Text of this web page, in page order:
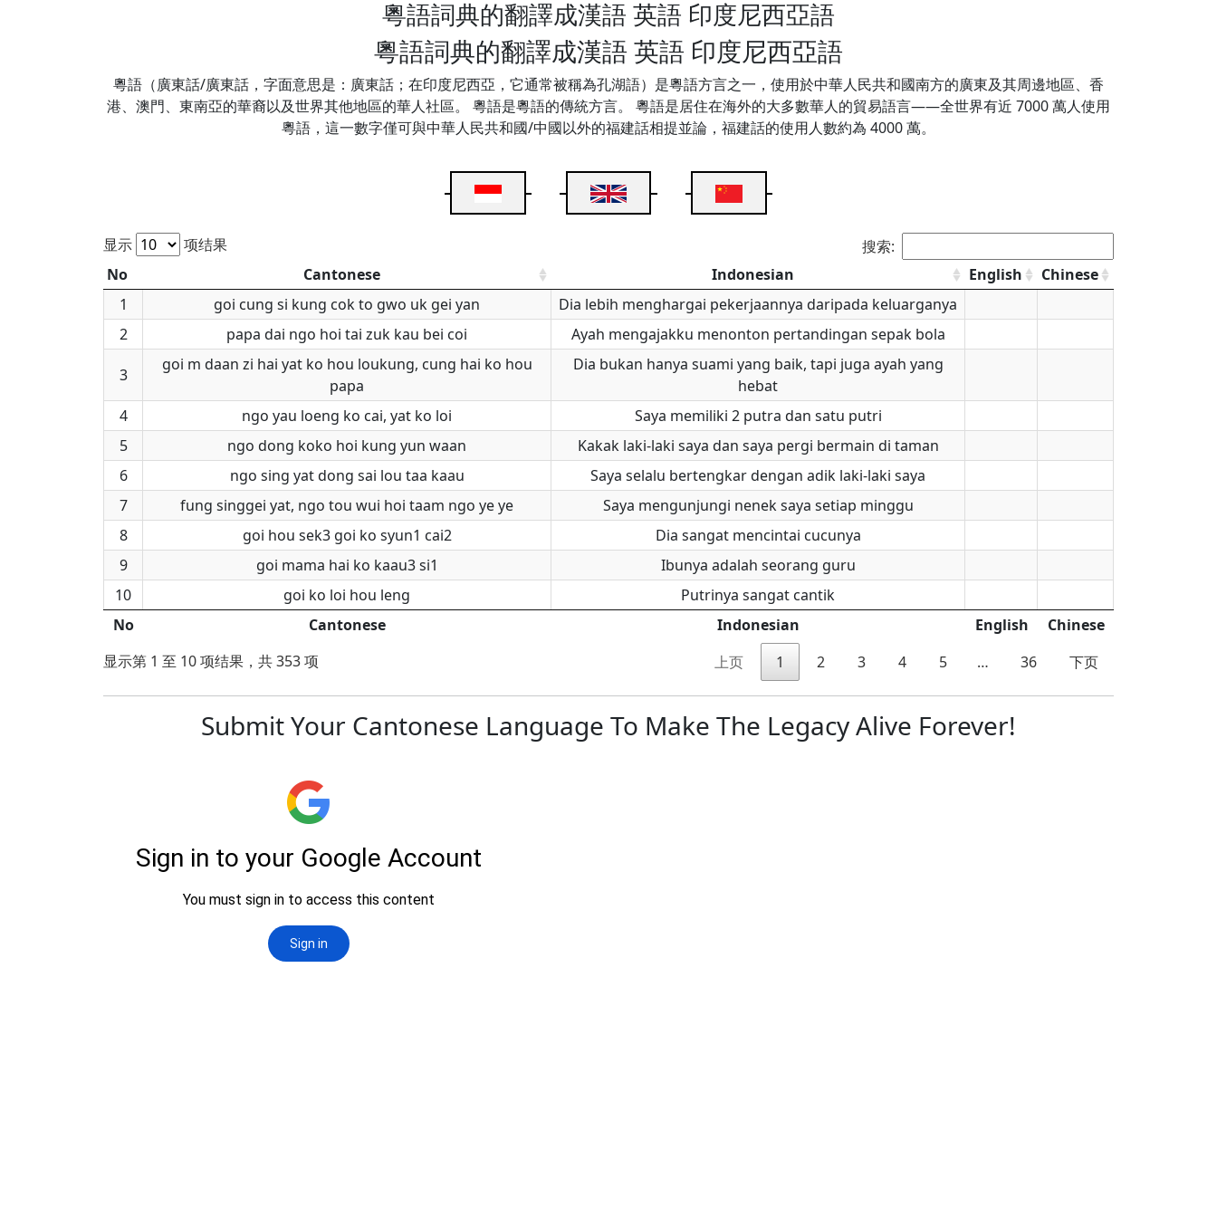
粵語詞典的翻譯成漢語 英語 印度尼西亞語
粵語詞典的翻譯成漢語 英語 印度尼西亞語
粵語（廣東話/廣東話，字面意思是：廣東話；在印度尼西亞，它通常被稱為孔湖語）是粵語方言之一，使用於中華人民共和國南方的廣東及其周邊地區、香
港、澳門、東南亞的華裔以及世界其他地區的華人社區。 粵語是粵語的傳統方言。 粵語是居住在海外的大多數華人的貿易語言——全世界有近 7000 萬人使用
粵語，這一數字僅可與中華人民共和國/中國以外的福建話相提並論，福建話的使用人數約為 4000 萬。
显示 项结果
搜索:
No
Cantonese Indonesian English
Chinese
1
goi cung si kung cok to gwo uk gei yan
Dia lebih menghargai pekerjaannya daripada keluarganya
2
papa dai ngo hoi tai zuk kau bei coi Ayah mengajakku menonton pertandingan sepak bola
3
goi m daan zi hai yat ko hou loukung, cung hai ko hou
papa
Dia bukan hanya suami yang baik, tapi juga ayah yang
hebat
4
ngo yau loeng ko cai, yat ko loi
Saya memiliki 2 putra dan satu putri
5
ngo dong koko hoi kung yun waan
Kakak laki-laki saya dan saya pergi bermain di taman
6
ngo sing yat dong sai lou taa kaau
Saya selalu bertengkar dengan adik laki-laki saya
7
fung singgei yat, ngo tou wui hoi taam ngo ye ye
Saya mengunjungi nenek saya setiap minggu
8
goi hou sek3 goi ko syun1 cai2
Dia sangat mencintai cucunya
9
goi mama hai ko kaau3 si1
Ibunya adalah seorang guru
10
goi ko loi hou leng
Putrinya sangat cantik
No
Cantonese Indonesian English
Chinese
显示第 1 至 10 项结果，共 353 项
上页 1 2 3 4 5 … 36 下页
Submit Your Cantonese Language To Make The Legacy Alive Forever!